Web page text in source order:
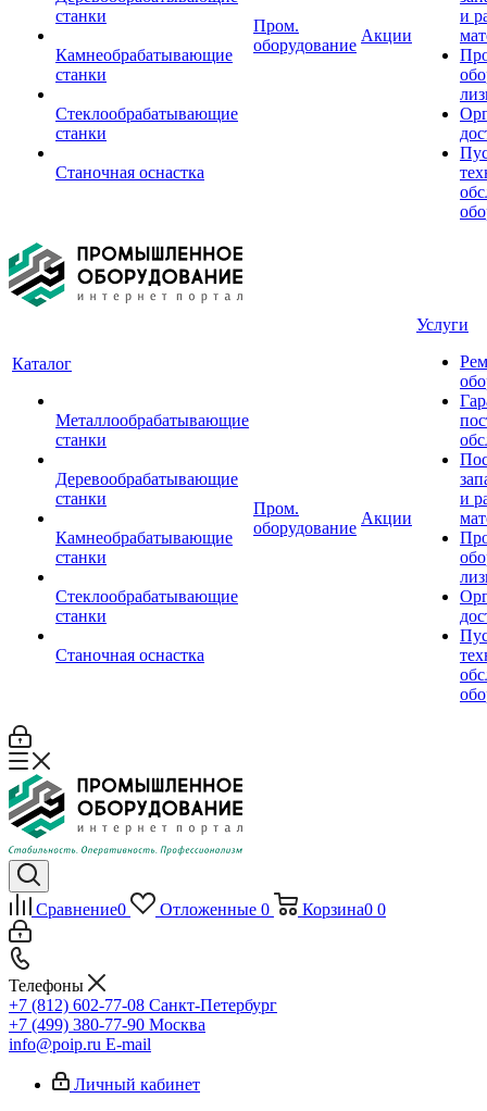
станки
Камнеобрабатывающие
станки
Стеклообрабатывающие
станки
Станочная оснастка
Пром.
оборудование
Акции
и
Каталог
Металлообрабатывающие
станки
Деревообрабатывающие
станки
Камнеобрабатывающие
станки
Стеклообрабатывающие
станки
Станочная оснастка
Пром.
оборудование
Акции
Услуги
и
Сравнение0 Отложенные 0 Корзина0 0
Телефоны
+7 (812) 602-77-08 Санкт-Петербург
+7 (499) 380-77-90 Москва
info@poip.ru E-mail
Личный кабинет